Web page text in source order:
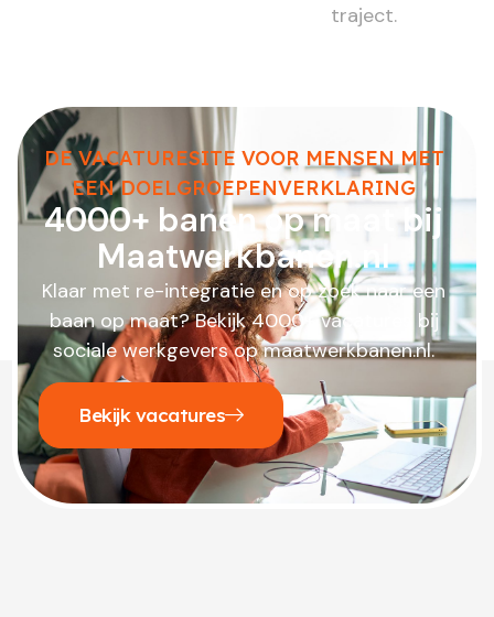
traject.
DE VACATURESITE VOOR MENSEN MET
EEN DOELGROEPENVERKLARING
4000+ banen op maat bij
Maatwerkbanen.nl
Klaar met re-integratie en op zoek naar een
baan op maat? Bekijk 4000+ vacatures bij
sociale werkgevers op maatwerkbanen.nl.
Bekijk vacatures